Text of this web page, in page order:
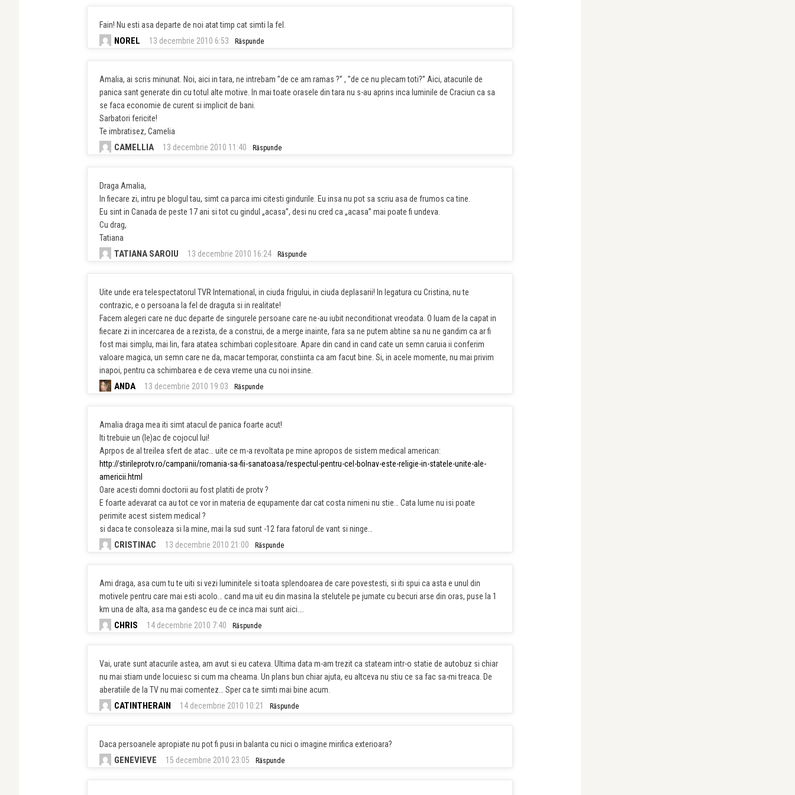
Fain! Nu esti asa departe de noi atat timp cat simti la fel.
NOREL 13 decembrie 2010 6:53 Răspunde
Amalia, ai scris minunat. Noi, aici in tara, ne intrebam ”de ce am ramas ?” , ”de ce nu plecam toti?” Aici, atacurile de
panica sant generate din cu totul alte motive. In mai toate orasele din tara nu s-au aprins inca luminile de Craciun ca sa
se faca economie de curent si implicit de bani.
Sarbatori fericite!
Te imbratisez, Camelia
CAMELLIA 13 decembrie 2010 11:40 Răspunde
Draga Amalia,
In fiecare zi, intru pe blogul tau, simt ca parca imi citesti gindurile. Eu insa nu pot sa scriu asa de frumos ca tine.
Eu sint in Canada de peste 17 ani si tot cu gindul „acasa”, desi nu cred ca „acasa” mai poate fi undeva.
Cu drag,
Tatiana
TATIANA SAROIU 13 decembrie 2010 16:24 Răspunde
Uite unde era telespectatorul TVR International, in ciuda frigului, in ciuda deplasarii! In legatura cu Cristina, nu te
contrazic, e o persoana la fel de draguta si in realitate!
Facem alegeri care ne duc departe de singurele persoane care ne-au iubit neconditionat vreodata. O luam de la capat in
fiecare zi in incercarea de a rezista, de a construi, de a merge inainte, fara sa ne putem abtine sa nu ne gandim ca ar fi
fost mai simplu, mai lin, fara atatea schimbari coplesitoare. Apare din cand in cand cate un semn caruia ii conferim
valoare magica, un semn care ne da, macar temporar, constiinta ca am facut bine. Si, in acele momente, nu mai privim
inapoi, pentru ca schimbarea e de ceva vreme una cu noi insine.
ANDA 13 decembrie 2010 19:03 Răspunde
Amalia draga mea iti simt atacul de panica foarte acut!
Iti trebuie un (le)ac de cojocul lui!
Aprpos de al treilea sfert de atac… uite ce m-a revoltata pe mine apropos de sistem medical american:
http://stirileprotv.ro/campanii/romania-sa-fii-sanatoasa/respectul-pentru-cel-bolnav-este-religie-in-statele-unite-ale-
americii.html
Oare acesti domni doctorii au fost platiti de protv ?
E foarte adevarat ca au tot ce vor in materia de equpamente dar cat costa nimeni nu stie… Cata lume nu isi poate
perimite acest sistem medical ?
si daca te consoleaza si la mine, mai la sud sunt -12 fara fatorul de vant si ninge…
CRISTINAC 13 decembrie 2010 21:00 Răspunde
Ami draga, asa cum tu te uiti si vezi luminitele si toata splendoarea de care povestesti, si iti spui ca asta e unul din
motivele pentru care mai esti acolo… cand ma uit eu din masina la stelutele pe jumate cu becuri arse din oras, puse la 1
km una de alta, asa ma gandesc eu de ce inca mai sunt aici….
CHRIS 14 decembrie 2010 7:40 Răspunde
Vai, urate sunt atacurile astea, am avut si eu cateva. Ultima data m-am trezit ca stateam intr-o statie de autobuz si chiar
nu mai stiam unde locuiesc si cum ma cheama. Un plans bun chiar ajuta, eu altceva nu stiu ce sa fac sa-mi treaca. De
aberatiile de la TV nu mai comentez… Sper ca te simti mai bine acum.
CATINTHERAIN 14 decembrie 2010 10:21 Răspunde
Daca persoanele apropiate nu pot fi pusi in balanta cu nici o imagine mirifica exterioara?
GENEVIEVE 15 decembrie 2010 23:05 Răspunde